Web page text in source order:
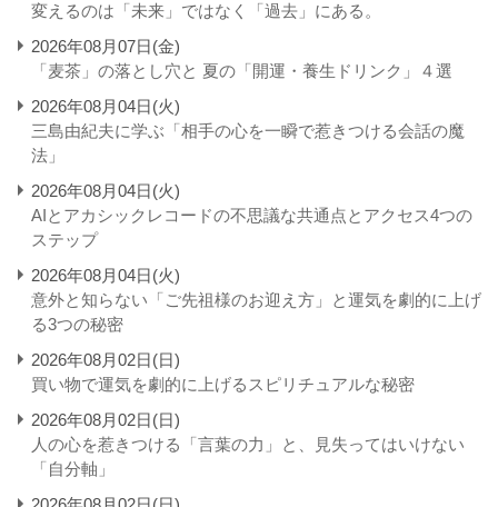
変えるのは「未来」ではなく「過去」にある。
2026年08月07日(金)
「麦茶」の落とし穴と 夏の「開運・養生ドリンク」４選
2026年08月04日(火)
三島由紀夫に学ぶ「相手の心を一瞬で惹きつける会話の魔
法」
2026年08月04日(火)
AIとアカシックレコードの不思議な共通点とアクセス4つの
ステップ
2026年08月04日(火)
意外と知らない「ご先祖様のお迎え方」と運気を劇的に上げ
る3つの秘密
2026年08月02日(日)
買い物で運気を劇的に上げるスピリチュアルな秘密
2026年08月02日(日)
人の心を惹きつける「言葉の力」と、見失ってはいけない
「自分軸」